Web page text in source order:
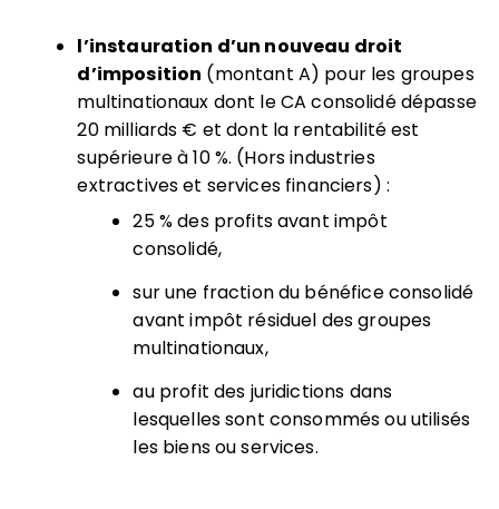
l’instauration d’un nouveau droit
d’imposition (montant A) pour les groupes
multinationaux dont le CA consolidé dépasse
20 milliards € et dont la rentabilité est
supérieure à 10 %. (Hors industries
extractives et services financiers) :
25 % des profits avant impôt
consolidé,
sur une fraction du bénéfice consolidé
avant impôt résiduel des groupes
multinationaux,
au profit des juridictions dans
lesquelles sont consommés ou utilisés
les biens ou services.